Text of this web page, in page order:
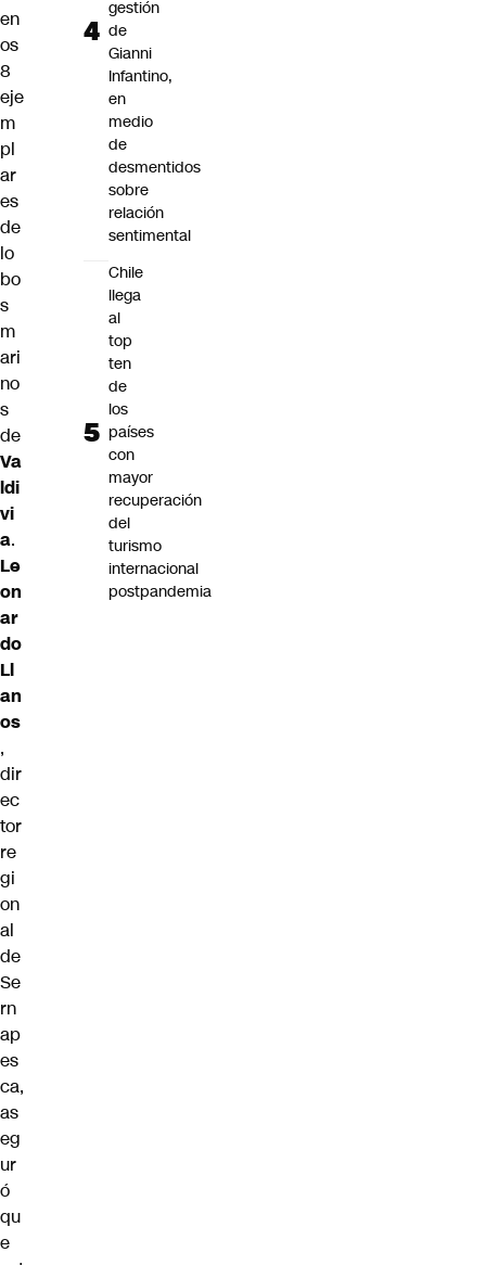
en
os
8
eje
m
pl
ar
es
de
lo
bo
s
m
ari
no
s
de
Va
ldi
vi
a.
Le
on
ar
do
Ll
an
os
,
dir
ec
tor
re
gi
on
al
de
Se
rn
ap
es
ca,
as
eg
ur
ó
qu
e
gestión
de
Gianni
Infantino,
en
medio
de
desmentidos
sobre
relación
sentimental
Chile
llega
al
top
ten
de
los
países
con
mayor
recuperación
del
turismo
internacional
postpandemia